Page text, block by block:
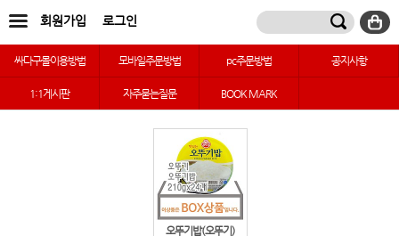
회원가입 로그인
싸다구몰이용방법 모바일주문방법 pc주문방법 공지사항
1:1게시판 자주묻는질문 BOOK MARK
오뚜기밥(오뚜기)